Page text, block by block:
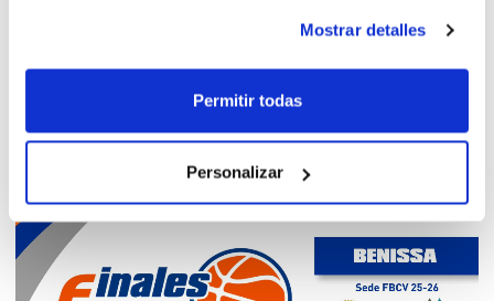
Mostrar detalles
Permitir todas
Personalizar